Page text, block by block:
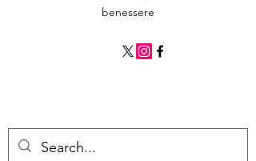
benessere